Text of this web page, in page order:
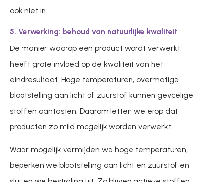
ook niet in.
5. Verwerking: behoud van natuurlijke kwaliteit
De manier waarop een product wordt verwerkt,
heeft grote invloed op de kwaliteit van het
eindresultaat. Hoge temperaturen, overmatige
blootstelling aan licht of zuurstof kunnen gevoelige
stoffen aantasten. Daarom letten we erop dat
producten zo mild mogelijk worden verwerkt.
Waar mogelijk vermijden we hoge temperaturen,
beperken we blootstelling aan licht en zuurstof en